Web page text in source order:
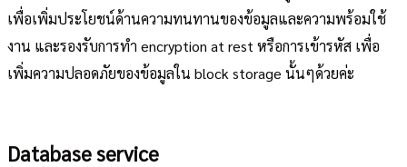
เพื่อเพิ่มประโยชน์ด้านความทนทานของข้อมูลและความพร้อมใช้
งาน และรองรับการทำ encryption at rest หรือการเข้ารหัส เพื่อ
เพิ่มความปลอดภัยของข้อมูลใน block storage นั้นๆด้วยค่ะ
Database service